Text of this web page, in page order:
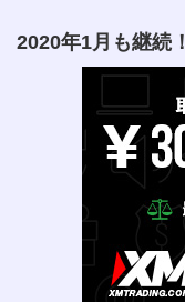
2020年1月も継続